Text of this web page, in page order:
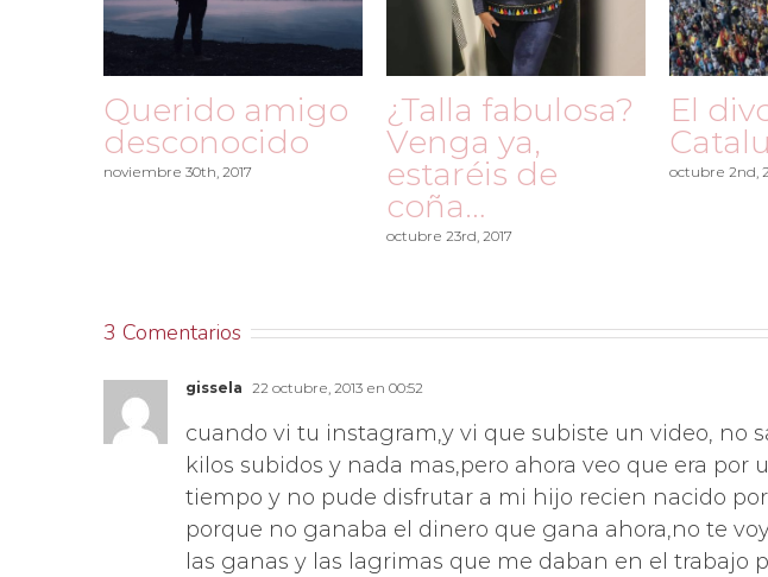
Querido amigo
desconocido
noviembre 30th, 2017
¿Talla fabulosa?
Venga ya,
estaréis de
coña…
octubre 23rd, 2017
El
octubre 2nd,
3 Comentarios
gissela 22 octubre, 2013 en 00:52
cuando vi tu instagram,y vi que subiste un video, no
kilos subidos y nada mas,pero ahora veo que era
tiempo y no pude disfrutar a mi hijo recien nacido
porque no ganaba el dinero que gana ahora,no te
las ganas y las lagrimas que me daban en el trabajo